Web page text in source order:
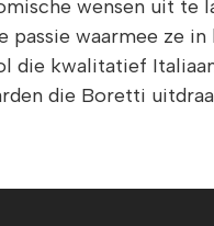
wensen uit te
passie waarmee ze in
die kwalitatief
die Boretti